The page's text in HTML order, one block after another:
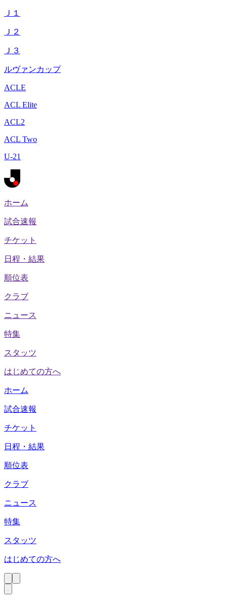
Ｊ１
Ｊ２
Ｊ３
ルヴァンカップ
ACLE
ACL Elite
ACL2
ACL Two
U-21
ホーム
試合速報
チケット
日程・結果
順位表
クラブ
ニュース
特集
スタッツ
はじめての方へ
ホーム
試合速報
チケット
日程・結果
順位表
クラブ
ニュース
特集
スタッツ
はじめての方へ